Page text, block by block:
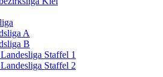
A
B
Staffel 1
Staffel 2